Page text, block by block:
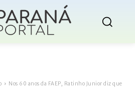
Nos 60 anos da FAEP, Ratinho Junior diz que